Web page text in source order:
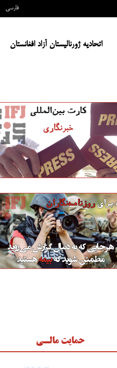
فارسی
اتحادیه ژورنالیستان آزاد افغانستان
حمایت مالـی